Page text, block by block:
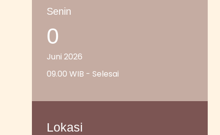
Senin
0
Juni 2026
09.00 WIB - Selesai
Lokasi